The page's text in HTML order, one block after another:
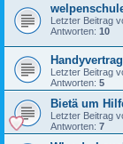
Letzter Beitrag
Antworten: 10
Handyvertrag
Letzter Beitrag
Antworten: 5
Bietä um
Letzter Beitrag
Antworten: 7